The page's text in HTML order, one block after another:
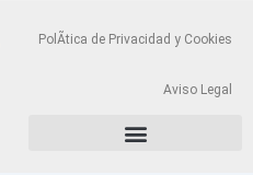
PolÃ­tica de Privacidad y Cookies
Aviso Legal